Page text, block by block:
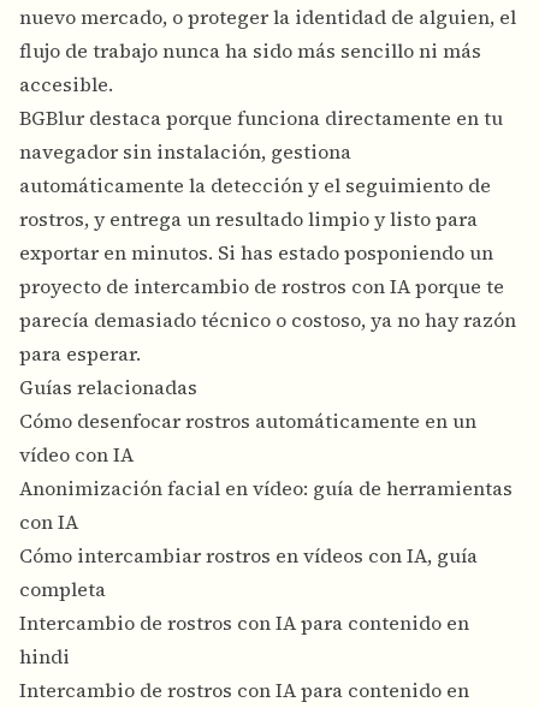
nuevo mercado, o proteger la identidad de alguien, el
flujo de trabajo nunca ha sido más sencillo ni más
accesible.
BGBlur destaca porque funciona directamente en tu
navegador sin instalación, gestiona
automáticamente la detección y el seguimiento de
rostros, y entrega un resultado limpio y listo para
exportar en minutos. Si has estado posponiendo un
proyecto de intercambio de rostros con IA porque te
parecía demasiado técnico o costoso, ya no hay razón
para esperar.
Guías relacionadas
Cómo desenfocar rostros automáticamente en un
vídeo con IA
Anonimización facial en vídeo: guía de herramientas
con IA
Cómo intercambiar rostros en vídeos con IA, guía
completa
Intercambio de rostros con IA para contenido en
hindi
Intercambio de rostros con IA para contenido en